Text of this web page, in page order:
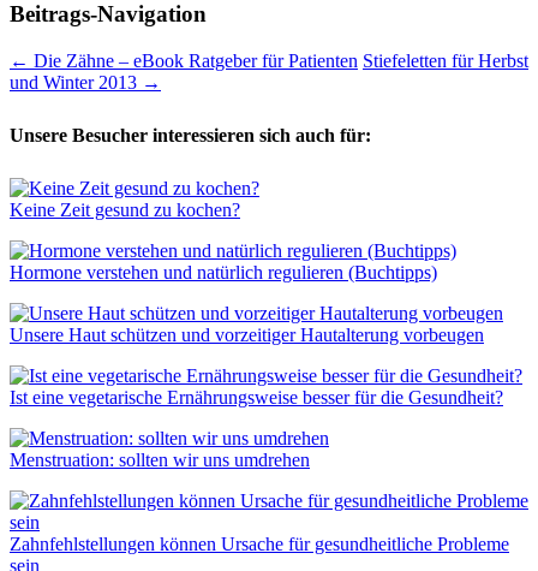
Beitrags-Navigation
← Die Zähne – eBook Ratgeber für Patienten Stiefeletten für Herbst
und Winter 2013 →
Unsere Besucher interessieren sich auch für:
Keine Zeit gesund zu kochen?
Hormone verstehen und natürlich regulieren (Buchtipps)
Unsere Haut schützen und vorzeitiger Hautalterung vorbeugen
Ist eine vegetarische Ernährungsweise besser für die Gesundheit?
Menstruation: sollten wir uns umdrehen
Zahnfehlstellungen können Ursache für gesundheitliche Probleme
sein